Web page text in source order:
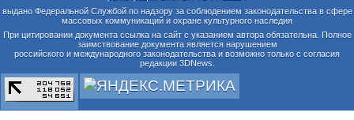
выдано Федеральной Службой по надзору за соблюдением законодательства в сфере
массовых коммуникаций и охране культурного наследия
При цитировании документа ссылка на сайт с указанием автора обязательна. Полное
заимствование документа является нарушением
российского и международного законодательства и возможно только с согласия
редакции 3DNews.